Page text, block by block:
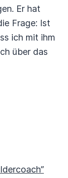
Er hat
Frage: Ist
ich mit ihm
über das